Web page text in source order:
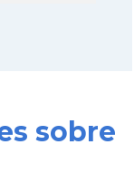
a Marroc
sobre